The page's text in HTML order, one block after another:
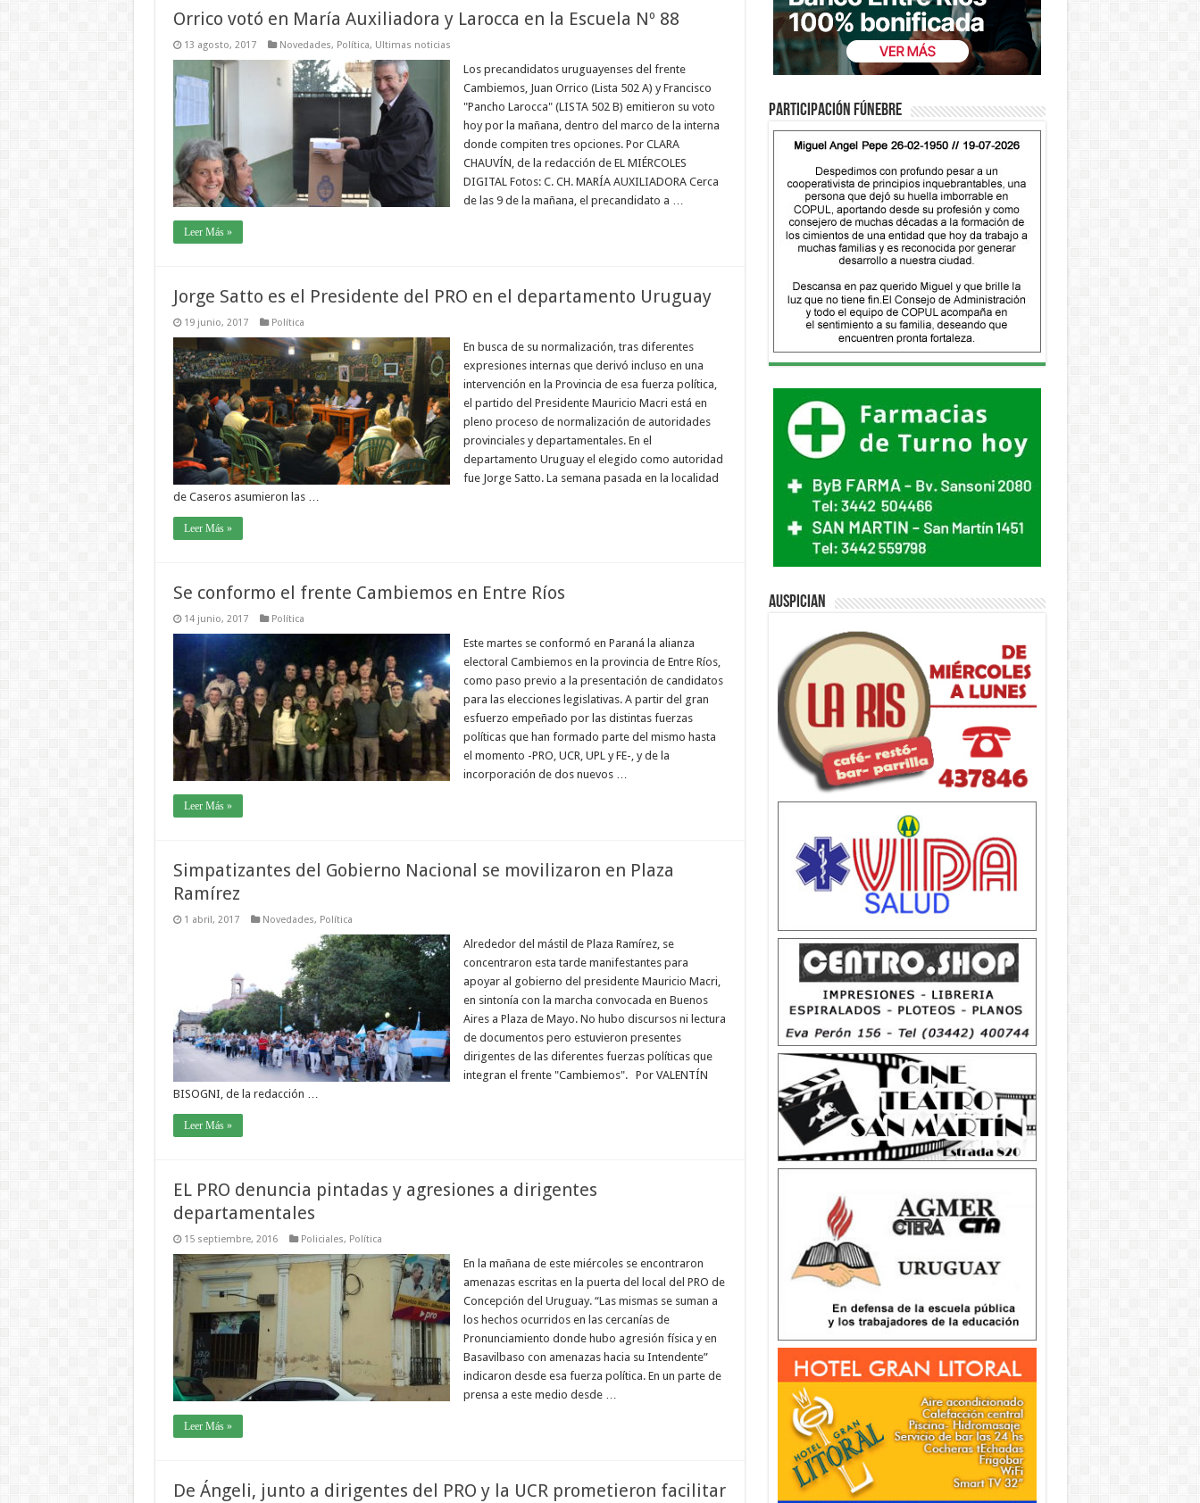
Orrico votó en María Auxiliadora y Larocca en la Escuela Nº 88
13 agosto, 2017 Novedades, Política, Ultimas noticias
Los precandidatos uruguayenses del frente
Cambiemos, Juan Orrico (Lista 502 A) y Francisco
"Pancho Larocca" (LISTA 502 B) emitieron su voto
hoy por la mañana, dentro del marco de la interna
donde compiten tres opciones. Por CLARA
CHAUVÍN, de la redacción de EL MIÉRCOLES
DIGITAL Fotos: C. CH. MARÍA AUXILIADORA Cerca
de las 9 de la mañana, el precandidato a …
Leer Más »
Jorge Satto es el Presidente del PRO en el departamento Uruguay
19 junio, 2017 Política
En busca de su normalización, tras diferentes
expresiones internas que derivó incluso en una
intervención en la Provincia de esa fuerza política,
el partido del Presidente Mauricio Macri está en
pleno proceso de normalización de autoridades
provinciales y departamentales. En el
departamento Uruguay el elegido como autoridad
fue Jorge Satto. La semana pasada en la localidad
de Caseros asumieron las …
Leer Más »
Se conformo el frente Cambiemos en Entre Ríos
14 junio, 2017 Política
Este martes se conformó en Paraná la alianza
electoral Cambiemos en la provincia de Entre Ríos,
como paso previo a la presentación de candidatos
para las elecciones legislativas. A partir del gran
esfuerzo empeñado por las distintas fuerzas
políticas que han formado parte del mismo hasta
el momento -PRO, UCR, UPL y FE-, y de la
incorporación de dos nuevos …
Leer Más »
Simpatizantes del Gobierno Nacional se movilizaron en Plaza
Ramírez
1 abril, 2017 Novedades, Política
Alrededor del mástil de Plaza Ramírez, se
concentraron esta tarde manifestantes para
apoyar al gobierno del presidente Mauricio Macri,
en sintonía con la marcha convocada en Buenos
Aires a Plaza de Mayo. No hubo discursos ni lectura
de documentos pero estuvieron presentes
dirigentes de las diferentes fuerzas políticas que
integran el frente "Cambiemos". Por VALENTÍN
BISOGNI, de la redacción …
Leer Más »
EL PRO denuncia pintadas y agresiones a dirigentes
departamentales
15 septiembre, 2016 Policiales, Política
En la mañana de este miércoles se encontraron
amenazas escritas en la puerta del local del PRO de
Concepción del Uruguay. “Las mismas se suman a
los hechos ocurridos en las cercanías de
Pronunciamiento donde hubo agresión física y en
Basavilbaso con amenazas hacia su Intendente”
indicaron desde esa fuerza política. En un parte de
prensa a este medio desde …
Leer Más »
De Ángeli, junto a dirigentes del PRO y la UCR prometieron facilitar
Participación fúnebre
Auspician